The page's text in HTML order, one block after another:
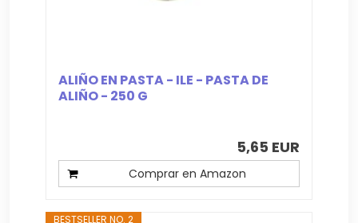
ALIÑO EN PASTA - ILE - PASTA DE
ALIÑO - 250 G
5,65 EUR
Comprar en Amazon
BESTSELLER NO. 2